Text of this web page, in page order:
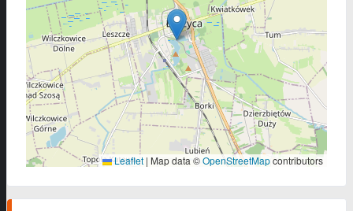
Leaflet | Map data ©OpenStreetMapcontributors